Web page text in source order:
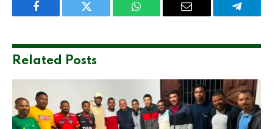
Facebook Twitter WhatsApp Email
Related Posts